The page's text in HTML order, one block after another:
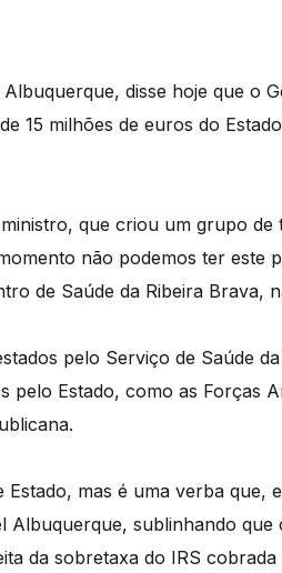
disse hoje que o
15 milhões de euros do
que criou um grupo de
não podemos ter este
de Saúde da Ribeira Brava,
pelo Serviço de Saúde
pelo Estado, como as Forças
mas é uma verba que,
sublinhando que
da sobretaxa do IRS cobrada